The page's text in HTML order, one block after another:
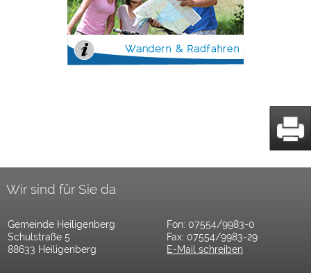
Wir sind für Sie da
Gemeinde Heiligenberg
Fon: 07554/9983-0
Schulstraße 5
Fax: 07554/9983-29
88633 Heiligenberg
E-Mail schreiben